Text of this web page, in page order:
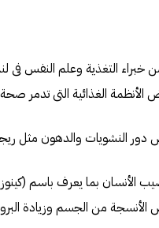
التغذية وعلم النفس فى
الأنظمة الغذائية التى تدمر
دور النشويات والدهون مثل
الأنسان بما يعرف باسم
الأنسجة من الجسم وزيادة